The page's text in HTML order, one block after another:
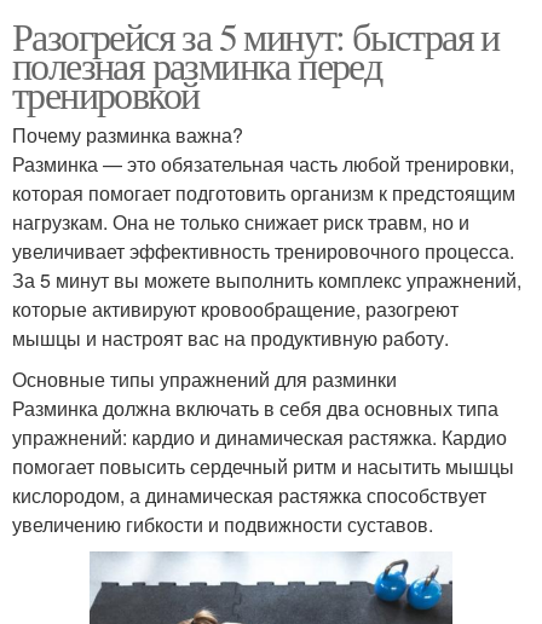
Разогрейся за 5 минут: быстрая и
полезная разминка перед
тренировкой
Почему разминка важна?
Разминка — это обязательная часть любой тренировки,
которая помогает подготовить организм к предстоящим
нагрузкам. Она не только снижает риск травм, но и
увеличивает эффективность тренировочного процесса.
За 5 минут вы можете выполнить комплекс упражнений,
которые активируют кровообращение, разогреют
мышцы и настроят вас на продуктивную работу.
Основные типы упражнений для разминки
Разминка должна включать в себя два основных типа
упражнений: кардио и динамическая растяжка. Кардио
помогает повысить сердечный ритм и насытить мышцы
кислородом, а динамическая растяжка способствует
увеличению гибкости и подвижности суставов.